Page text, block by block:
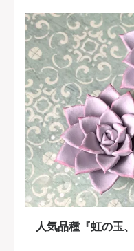
人気品種『虹の玉